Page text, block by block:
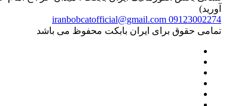
آورید)
09123002274
iranbobcatofficial@gmail.com
تمامی حقوق برای ایران بابکت محفوظ می باشد